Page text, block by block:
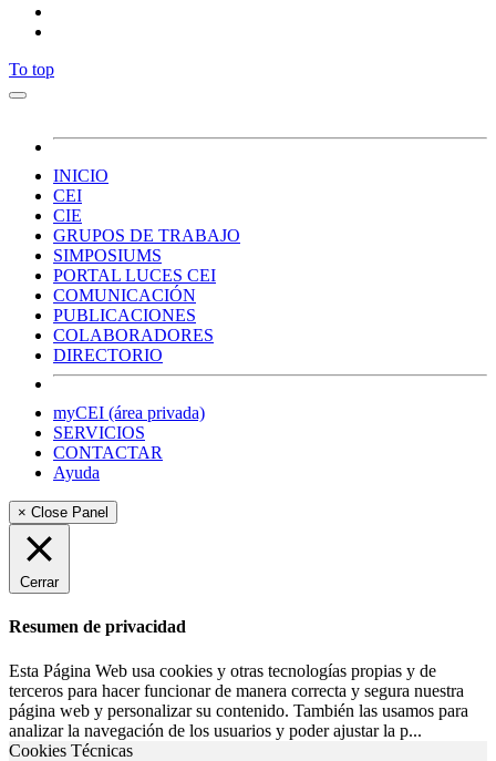
To top
INICIO
CEI
CIE
GRUPOS DE TRABAJO
SIMPOSIUMS
PORTAL LUCES CEI
COMUNICACIÓN
PUBLICACIONES
COLABORADORES
DIRECTORIO
myCEI (área privada)
SERVICIOS
CONTACTAR
Ayuda
× Close Panel
Cerrar
Resumen de privacidad
Esta Página Web usa cookies y otras tecnologías propias y de
terceros para hacer funcionar de manera correcta y segura nuestra
página web y personalizar su contenido. También las usamos para
analizar la navegación de los usuarios y poder ajustar la p...
Cookies Técnicas